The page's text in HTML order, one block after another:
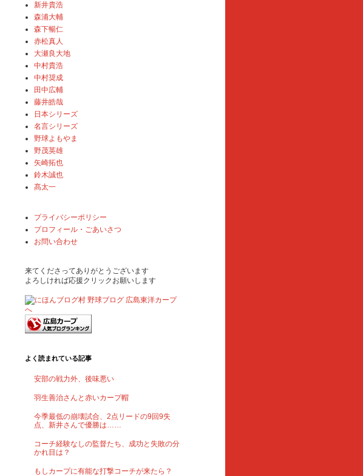
新井貴浩
森浦大輔
森下暢仁
赤松真人
大瀬良大地
中村貴浩
中村奨成
田中広輔
藤井皓哉
日本シリーズ
名言シリーズ
野球よもやま
野茂英雄
矢崎拓也
鈴木誠也
髙太一
プライバシーポリシー
プロフィール・ごあいさつ
お問い合わせ
来てくださってありがとうございます
よろしければ応援クリックお願いします
よく読まれている記事
安部の戦力外、後味悪い
羽生善治さんと赤いカープ帽
今季最低の崩壊試合、2点リードの9回9失
点、新井さんで優勝は……
コーチ経験なしの監督たち、成功と失敗の分
かれ目は？
もしカープに有能な打撃コーチが来たら？